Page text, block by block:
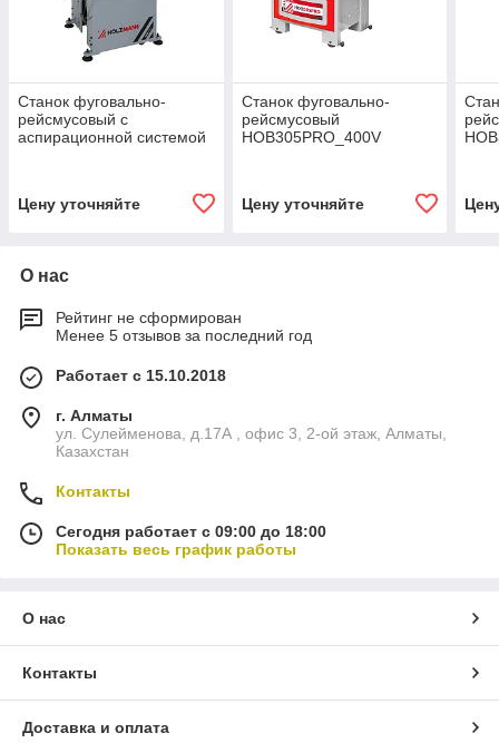
Станок фуговально-
рейсмусовый с
аспирационной системой
Цену уточняйте
Станок фуговально-
рейсмусовый
HOB305PRO_400V
Цену уточняйте
О нас
Рейтинг не сформирован
Менее 5 отзывов за последний год
Работает с 15.10.2018
г. Алматы
ул. Сулейменова, д.17А , офис 3, 2-ой этаж, Алматы,
Казахстан
Контакты
Сегодня работает с 09:00 до 18:00
Показать весь график работы
О нас
Контакты
Доставка и оплата